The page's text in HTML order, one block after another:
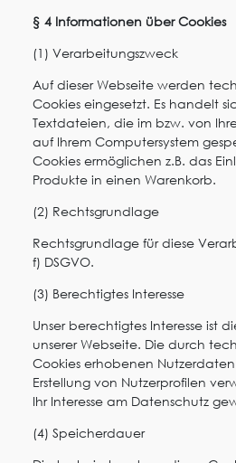
§ 4 Informationen über Cookies
(1) Verarbeitungszweck
Auf dieser Webseite werden
Cookies eingesetzt. Es handelt
Textdateien, die im bzw. von
auf Ihrem Computersystem
Cookies ermöglichen z.B. das
Produkte in einen Warenkorb.
(2) Rechtsgrundlage
Rechtsgrundlage für diese
f) DSGVO.
(3) Berechtigtes Interesse
Unser berechtigtes Interesse ist
unserer Webseite. Die durch
Cookies erhobenen
Erstellung von Nutzerprofilen
Ihr Interesse am Datenschutz
(4) Speicherdauer